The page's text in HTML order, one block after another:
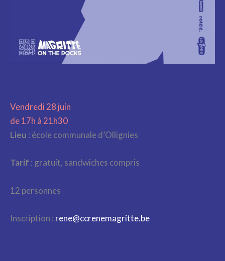
Vendredi 28 juin
de 17h à 21h30
Lieu : école communale d’Ollignies
Tarif : gratuit, sandwiches compris
12 personnes
Inscription : rene@ccrenemagritte.be